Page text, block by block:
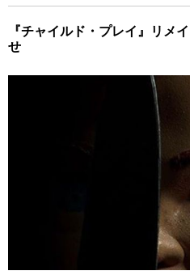
『チャイルド・プレイ』リメ
せ